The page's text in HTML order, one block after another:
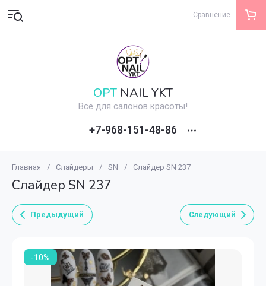
OPT NAIL YKT
Все для салонов красоты!
+7-968-151-48-86
Сравнение
Главная / Слайдеры / SN / Слайдер SN 237
Слайдер SN 237
Предыдущий Следующий
-10%